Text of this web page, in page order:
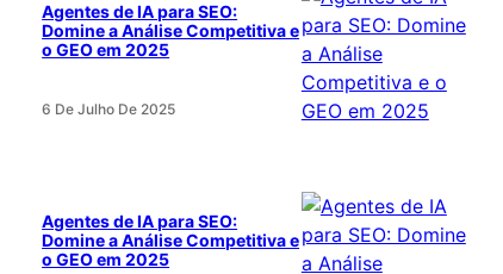
Agentes de IA para SEO:
Domine a Análise Competitiva e
o GEO em 2025
6 De Julho De 2025
Agentes de IA para SEO:
Domine a Análise Competitiva e
o GEO em 2025